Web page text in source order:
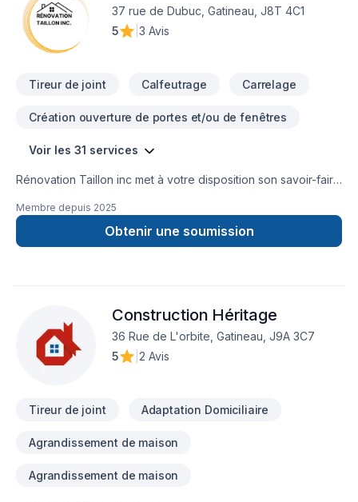
37 rue de Dubuc, Gatineau, J8T 4C1
5
3 Avis
Tireur de joint Calfeutrage Carrelage
Création ouverture de portes et/ou de fenêtres
Voir les 31 services
Rénovation Taillon inc met à votre disposition son savoir-faire
Démolition, Garage, Gypse, Isolation mur, Isolation sous-sol,
Peinture, Plancher, Rénovation générale, Salle de bain, Sous-
sol, Tirage de joint pour embellir vos espaces à Outaouais.
réalité. Contactez-nous dès maintenant.
Membre depuis 2025
Obtenir une soumission
Construction Héritage
36 Rue de L'orbite, Gatineau, J9A 3C7
5
2 Avis
Tireur de joint Adaptation Domiciliaire
Agrandissement de maison
Agrandissement de maison